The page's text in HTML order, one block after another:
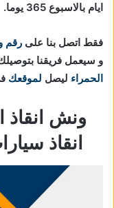
ايام بالاسبوع 365 يوما.
فقط اتصل بنا على رقم
و سيعمل فريقنا
الحمراء ليصل لموقعك
ونش انقاذ
انقاذ